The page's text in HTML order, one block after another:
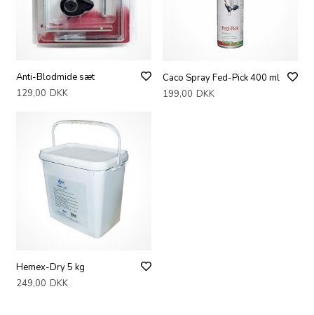
Anti-Blodmide sæt
129,00 DKK
Caco Spray Fed-Pick 400 ml
199,00 DKK
Hemex-Dry 5 kg
249,00 DKK